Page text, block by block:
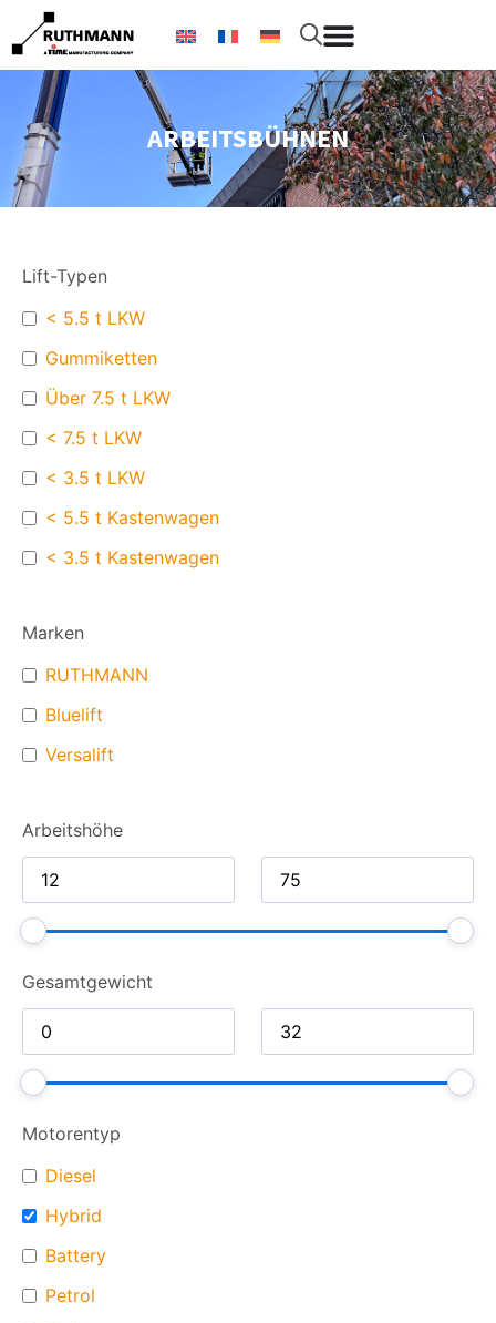
ARBEITSBÜHNEN
Lift-Typen
< 5.5 t LKW
Gummiketten
Über 7.5 t LKW
< 7.5 t LKW
< 3.5 t LKW
< 5.5 t Kastenwagen
< 3.5 t Kastenwagen
Marken
RUTHMANN
Bluelift
Versalift
Arbeitshöhe
Gesamt­gewicht
Motorentyp
Diesel
Hybrid
Battery
Petrol